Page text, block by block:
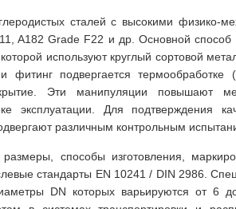
сталей с высокими физико-
A182 Grade F22 и др. Основной способ
которой используют круглый сортовой
фитинг подвергается
Эти манипуляции повышают
эксплуатации. Для подтверждения
различным контрольным
способы изготовления,
стандарты EN 10241 / DIN 2986.
DN которых варьируются от 6